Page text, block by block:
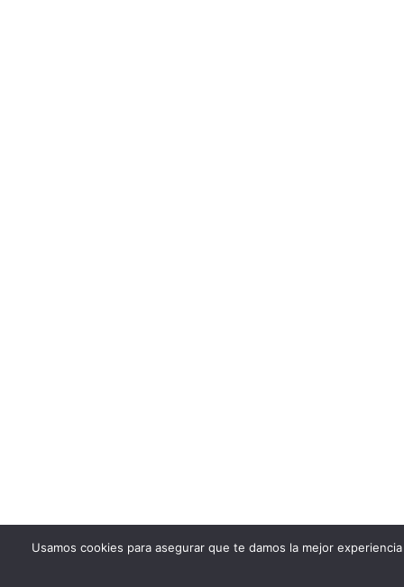
Usamos cookies para asegurar que te damos la mejor